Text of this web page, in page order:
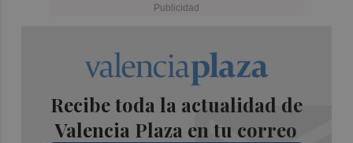
Recibe toda la actualidad de
Valencia Plaza en tu correo